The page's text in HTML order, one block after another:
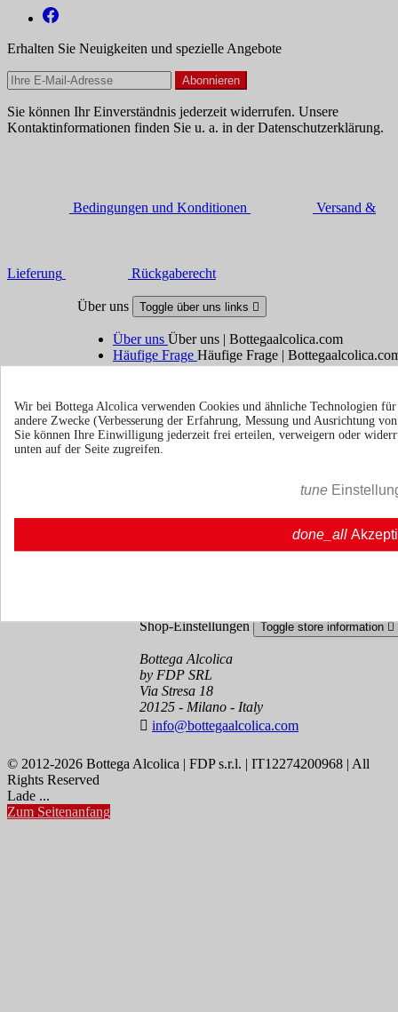
Erhalten Sie Neuigkeiten und spezielle Angebote
Sie können Ihr Einverständnis jederzeit widerrufen. Unsere
Kontaktinformationen finden Sie u. a. in der Datenschutzerklärung.
Bedingungen und Konditionen Versand &
Lieferung Rückgaberecht
Über uns Toggle über uns links 
Über uns Über uns | Bottegaalcolica.com
Häufige Frage Häufige Frage |
Kontaktieren Sie uns
Information Toggle information links
Toggle your account links
Shop-Einstellungen Toggle store information 
Bottega Alcolica
by FDP SRL
Via Stresa 18
20125 - Milano - Italy
 info@bottegaalcolica.com
© 2012-2026 Bottega Alcolica | FDP s.r.l. | IT12274200968 | All
Rights Reserved
Lade ...
Zum Seitenanfang
Wir bei Bottega Alcolica verwenden Cookies und ähnliche Technologien
andere Zwecke (Verbesserung der Erfahrung, Messung und Ausrichtung
Sie können Ihre Einwilligung jederzeit frei erteilen, verweigern oder
unten auf der Seite zugreifen.
tune
done_all